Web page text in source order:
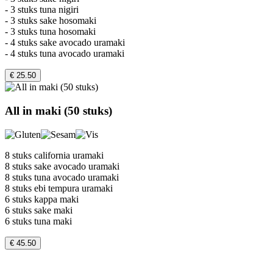
- 3 stuks tuna nigiri
- 3 stuks sake hosomaki
- 3 stuks tuna hosomaki
- 4 stuks sake avocado uramaki
- 4 stuks tuna avocado uramaki
€ 25.50
All in maki (50 stuks)
8 stuks california uramaki
8 stuks sake avocado uramaki
8 stuks tuna avocado uramaki
8 stuks ebi tempura uramaki
6 stuks kappa maki
6 stuks sake maki
6 stuks tuna maki
€ 45.50